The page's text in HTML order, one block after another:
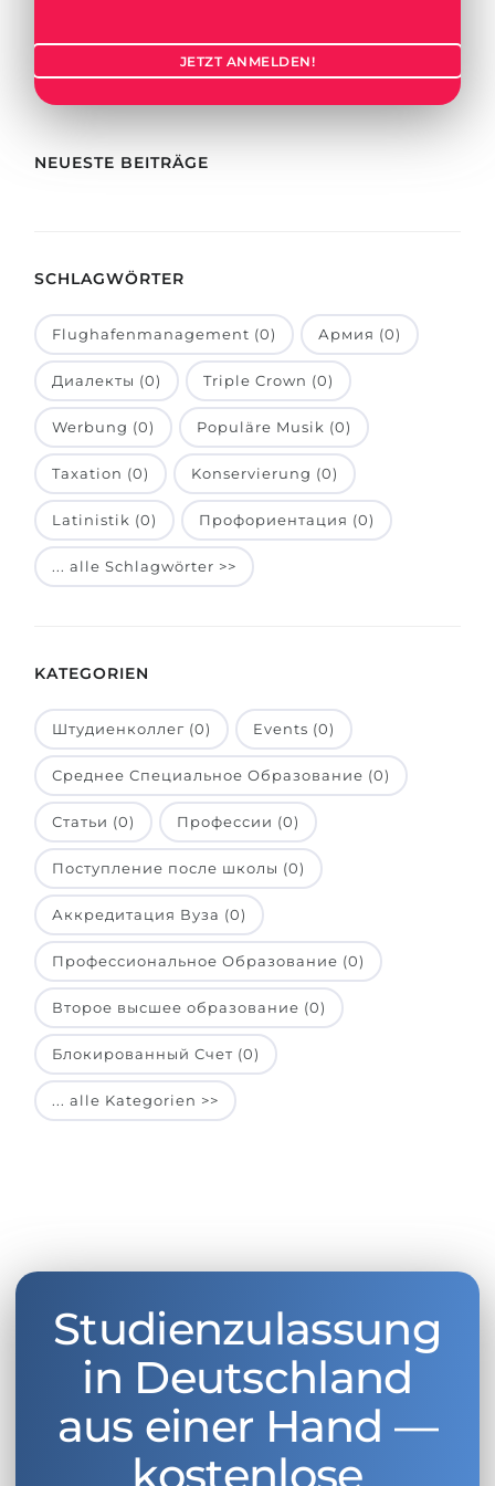
BERUFE
Beispiel-Stellenangebote
Holland-Test
Interessenkarte-Test
RIASEC-Test
Erfolgzu
100%
Unsere Studierenden werden
BERATUNG!
BEWERBEN FÜR FACHRICHTUNG …
Medizin
Physik
BEWERBEN AUS …
Russland
Ukraine
Kasachstan
Aserbaidschan
Armenien
Belarus
Anderes Land
JETZT ANMELDEN!
NEUESTE BEITRÄGE
SCHLAGWÖRTER
Flughafenmanagement (0) Армия (0)
Диалекты (0) Triple Crown (0)
Werbung (0) Populäre Musik (0)
Taxation (0) Konservierung (0)
Latinistik (0) Профориентация (0)
... alle Schlagwörter >>
KATEGORIEN
Штудиенколлег (0) Events (0)
Среднее Специальное Образование (0)
Статьи (0) Профессии (0)
Поступление после школы (0)
Аккредитация Вуза (0)
Профессиональное Образование (0)
Второе высшее образование (0)
Блокированный Счет (0)
... alle Kategorien >>
Studienzulassung
in Deutschland
aus einer Hand —
kostenlose